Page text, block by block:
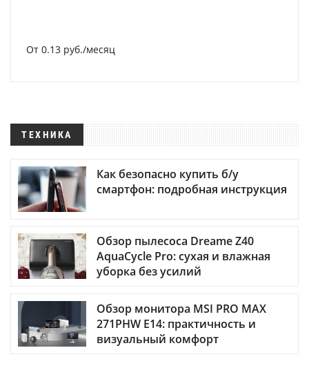
От 0.13 руб./месяц
ТЕХНИКА
Как безопасно купить б/у
смартфон: подробная инструкция
Обзор пылесоса Dreame Z40
AquaCycle Pro: сухая и влажная
уборка без усилий
Обзор монитора MSI PRO MAX
271PHW E14: практичность и
визуальный комфорт